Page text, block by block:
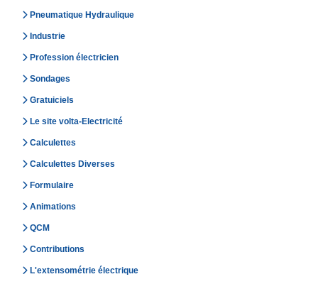
Pneumatique Hydraulique
Industrie
Profession électricien
Sondages
Gratuiciels
Le site volta-Electricité
Calculettes
Calculettes Diverses
Formulaire
Animations
QCM
Contributions
L'extensométrie électrique